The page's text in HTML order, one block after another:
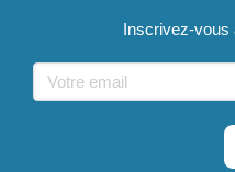
Inscrivez-vous
Votre email